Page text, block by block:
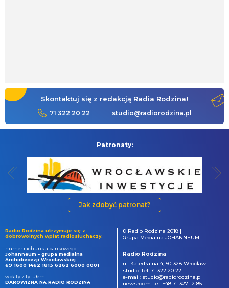
Skontaktuj się z redakcją Radia Rodzina!
71 322 20 22 studio@radiorodzina.pl
Patronaty:
Jak zdobyć patronat?
Radio Rodzina utrzymuje się z
dobrowolnych wpłat radiosłuchaczy.
numer rachunku bankowego:
Johanneum - grupa medialna
Archidiecezji Wrocławskiej
69 1600 1462 1813 6262 6000 0001
wpłaty z tytułem:
DAROWIZNA NA RADIO RODZINA
© Radio Rodzina 2018 |
Grupa Medialna JOHANNEUM
Radio Rodzina
ul. Katedralna 4, 50-328 Wrocław
studio: tel. 71 322 20 22
e-mail: studio@radiorodzina.pl
newsroom: tel. +48 71 327 12 85